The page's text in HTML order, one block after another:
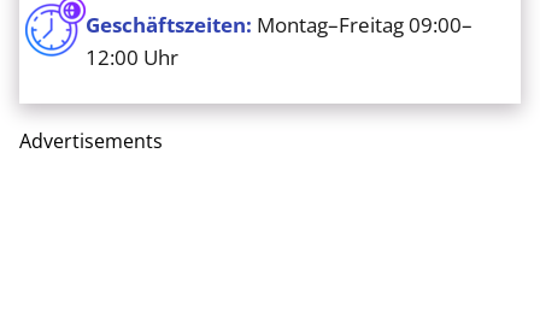
Geschäftszeiten: Montag–Freitag 09:00–
12:00 Uhr
Advertisements